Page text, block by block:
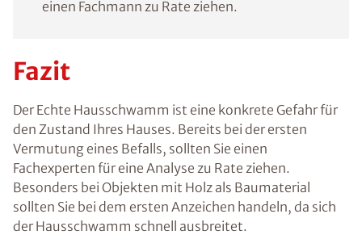
einen Fachmann zu Rate ziehen.
Fazit
Der Echte Hausschwamm ist eine konkrete Gefahr für
den Zustand Ihres Hauses. Bereits bei der ersten
Vermutung eines Befalls, sollten Sie einen
Fachexperten für eine Analyse zu Rate ziehen.
Besonders bei Objekten mit Holz als Baumaterial
sollten Sie bei dem ersten Anzeichen handeln, da sich
der Hausschwamm schnell ausbreitet.